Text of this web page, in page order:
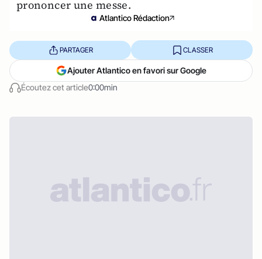
prononcer une messe.
Atlantico Rédaction
Écoutez cet article0:00min
PARTAGER CLASSER
Ajouter Atlantico en favori sur Google